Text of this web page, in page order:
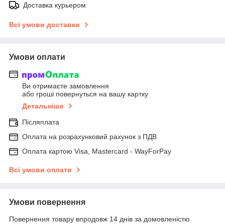
Доставка курьером
Всі умови доставки
Умови оплати
Ви отримаєте замовлення
або гроші повернуться на вашу картку
Детальніше
Післяплата
Оплата на розрахунковий рахунок з ПДВ
Оплата картою Visa, Mastercard - WayForPay
Всі умови оплати
Умови повернення
Повернення товару впродовж 14 днів за домовленістю